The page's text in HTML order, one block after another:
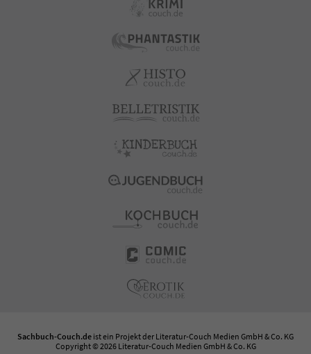
Sachbuch-Couch.de ist ein Projekt der Literatur-Couch Medien GmbH & Co. KG
Copyright © 2026 Literatur-Couch Medien GmbH & Co. KG